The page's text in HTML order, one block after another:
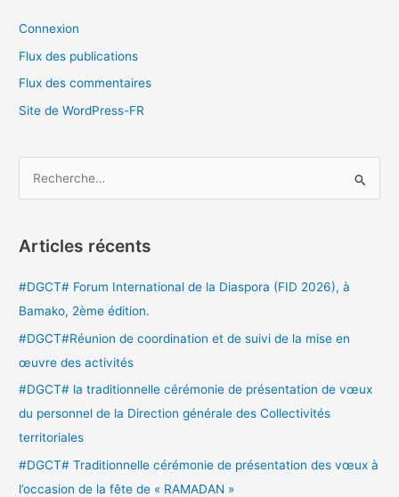
Connexion
Flux des publications
Flux des commentaires
Site de WordPress-FR
h
r
:
Articles récents
#DGCT# Forum International de la Diaspora (FID 2026), à
Bamako, 2ème édition.
#DGCT#Réunion de coordination et de suivi de la mise en
œuvre des activités
#DGCT# la traditionnelle cérémonie de présentation de vœux
du personnel de la Direction générale des Collectivités
territoriales
#DGCT# Traditionnelle cérémonie de présentation des vœux à
l’occasion de la fête de « RAMADAN »